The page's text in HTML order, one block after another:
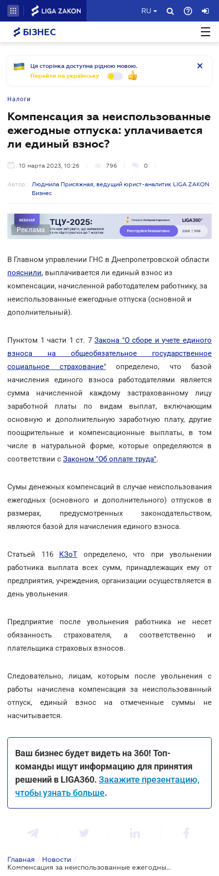
RU
БІЗНЕС
Ця сторінка доступна рідною мовою.
Перейти на українську
Налоги
Компенсация за неиспользованные
ежегодные отпуска: уплачивается
ли единый взнос?
10 марта 2023, 10:26 796 0
Автор:
Людмила Присяжная, ведущий юрист-аналитик LIGA ZAKON
Бизнес
Реклама
В Главном управлении ГНС в Днепропетровской области
пояснили, выплачивается ли единый взнос из
компенсации, начисленной работодателем работнику, за
неиспользованные ежегодные отпуска (основной и
дополнительный).
Пунктом 1 части 1 ст. 7Закона "О сборе и учете единого
взноса на общеобязательное государственное
социальное страхование" определено, что базой
начисления единого взноса работодателями является
сумма начисленной каждому застрахованному лицу
заработной платы по видам выплат, включающим
основную и дополнительную заработную плату, другие
поощрительные и компенсационные выплаты, в том
числе в натуральной форме, которые определяются в
соответствии с Законом "Об оплате труда".
Сумы денежных компенсаций в случае неиспользования
ежегодных (основного и дополнительного) отпусков в
размерах, предусмотренных законодательством,
являются базой для начисления единого взноса.
Статьей 116 КЗоТ определено, что при увольнении
работника выплата всех сумм, принадлежащих ему от
предприятия, учреждения, организации осуществляется в
день увольнения.
Предприятие после увольнения работника не несет
обязанность страхователя, а соответственно и
плательщика страховых взносов.
Следовательно, лицам, которым после увольнения с
работы начислена компенсация за неиспользованный
отпуск, единый взнос на отмеченные суммы не
насчитывается.
Ваш бизнес будет видеть на 360! Топ-
команды ищут информацию для принятия
решений в LIGA360. Закажите презентацию,
чтобы узнать больше.
Главная / Новости /
Компенсация за неиспользованные ежегодные отпуска: уплачивается ли единый взнос?